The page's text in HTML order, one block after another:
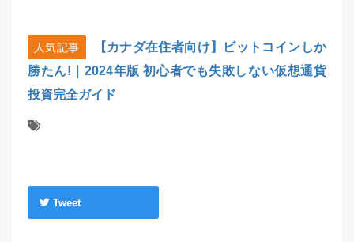
人気記事
【カナダ在住者向け】ビットコインしか
勝たん!｜2024年版 初心者でも失敗しない仮想通貨
投資完全ガイド
Tweet